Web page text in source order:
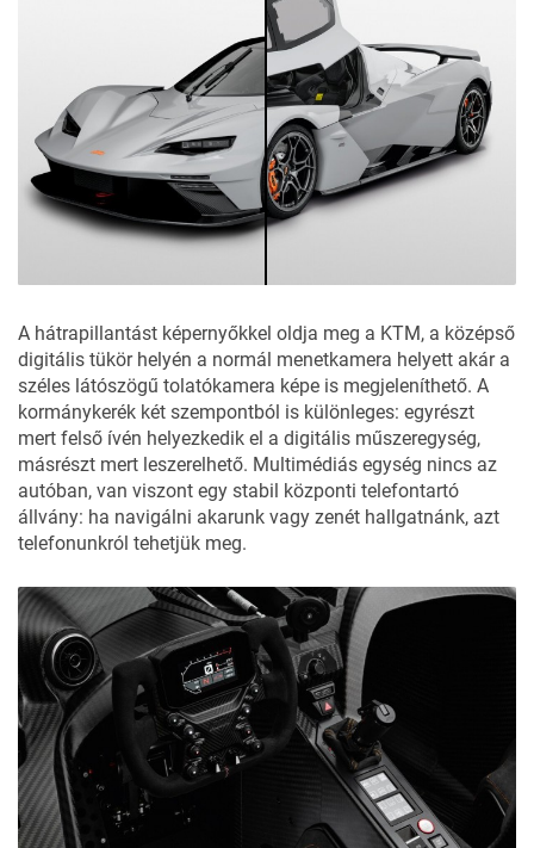
A hátrapillantást képernyőkkel oldja meg a KTM, a középső
digitális tükör helyén a normál menetkamera helyett akár a
széles látószögű tolatókamera képe is megjeleníthető. A
kormánykerék két szempontból is különleges: egyrészt
mert felső ívén helyezkedik el a digitális műszeregység,
másrészt mert leszerelhető. Multimédiás egység nincs az
autóban, van viszont egy stabil központi telefontartó
állvány: ha navigálni akarunk vagy zenét hallgatnánk, azt
telefonunkról tehetjük meg.